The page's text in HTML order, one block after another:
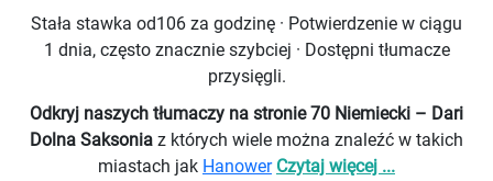
Stała stawka od106 za godzinę · Potwierdzenie w ciągu
1 dnia, często znacznie szybciej · Dostępni tłumacze
przysięgli.
Odkryj naszych tłumaczy na stronie 70 Niemiecki – Dari
Dolna Saksonia z których wiele można znaleźć w takich
miastach jak Hanower Czytaj więcej ...